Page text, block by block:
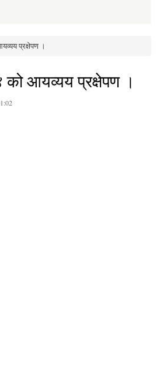
प्रक्षेपण ।
आयव्यय प्रक्षेपण ।